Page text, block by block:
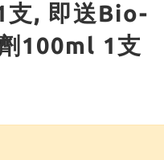
支, 即送Bio-
100ml 1支